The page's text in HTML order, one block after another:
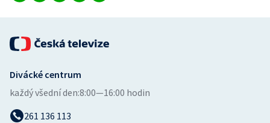
Divácké centrum
každý všední den:8:00—16:00 hodin
261 136 113